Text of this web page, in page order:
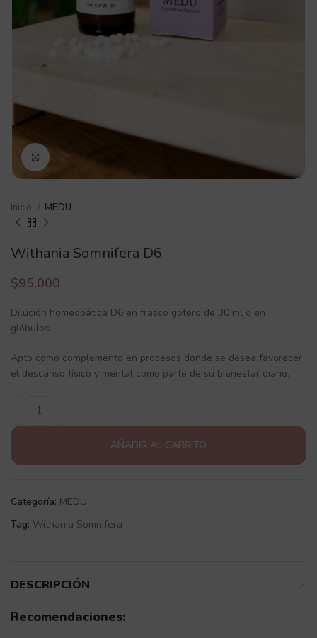
Inicio MEDU
Withania Somnifera D6
$95,000
Dilución homeopática D6 en frasco gotero de 30 ml o en
glóbulos.
Apto como complemento en procesos donde se desea favorecer
el descanso físico y mental como parte de su bienestar diario.
AÑADIR AL CARRITO
Categoría: MEDU
Tag: Withania Somnifera
DESCRIPCIÓN
Recomendaciones: